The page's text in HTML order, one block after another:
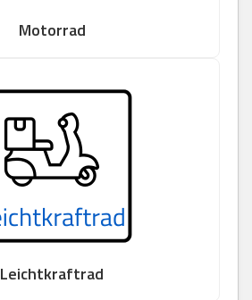
Motorrad
Leichtkraftrad